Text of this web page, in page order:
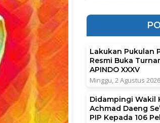
Lakukan Pukulan
Resmi Buka
APINDO XXXV
Minggu, 2 Agustus
Didampingi Wakil
Achmad Daeng
PIP Kepada 106